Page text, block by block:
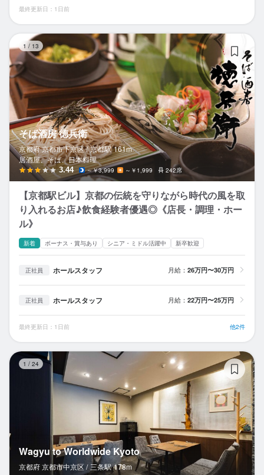
最終更新日：1日前
1 / 13
そば酒房 徳兵衛
京都府 京都市下京区 / 京都駅 161m
居酒屋、そば、日本料理
3.44 ～￥3,999 ～￥1,999 242席
【京都駅ビル】京都の伝統を守りながら時代の風を取
り入れるお店♪飲食経験者優遇◎《店長・調理・ホー
ル》
新着 ボーナス・賞与あり シニア・ミドル活躍中 新卒歓迎
正社員 ホールスタッフ 月給： 26万円〜30万円
正社員 ホールスタッフ 月給： 22万円〜25万円
最終更新日：1日前 他2件
1 / 24
Wagyu to Worldwide Kyoto
京都府 京都市中京区 / 三条駅 178m